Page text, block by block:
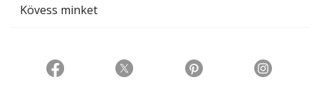
Kövess minket